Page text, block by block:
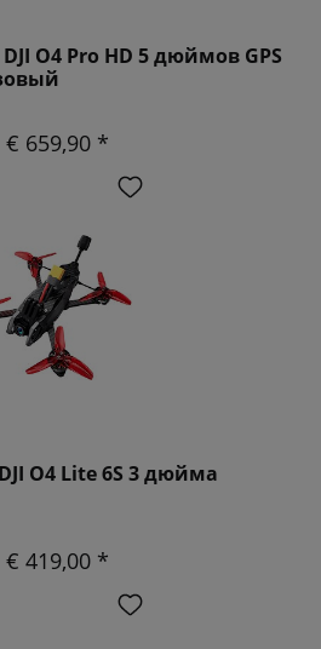
O4 Pro HD 5 дюймов GPS
€ 659,90 *
O4 Lite 6S 3 дюйма
€ 419,00 *